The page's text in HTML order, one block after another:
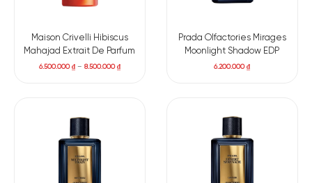
Maison Crivelli Hibiscus
Mahajad Extrait De Parfum
6.500.000₫– 8.500.000₫
Prada Olfactories Mirages
Moonlight Shadow EDP
6.200.000₫